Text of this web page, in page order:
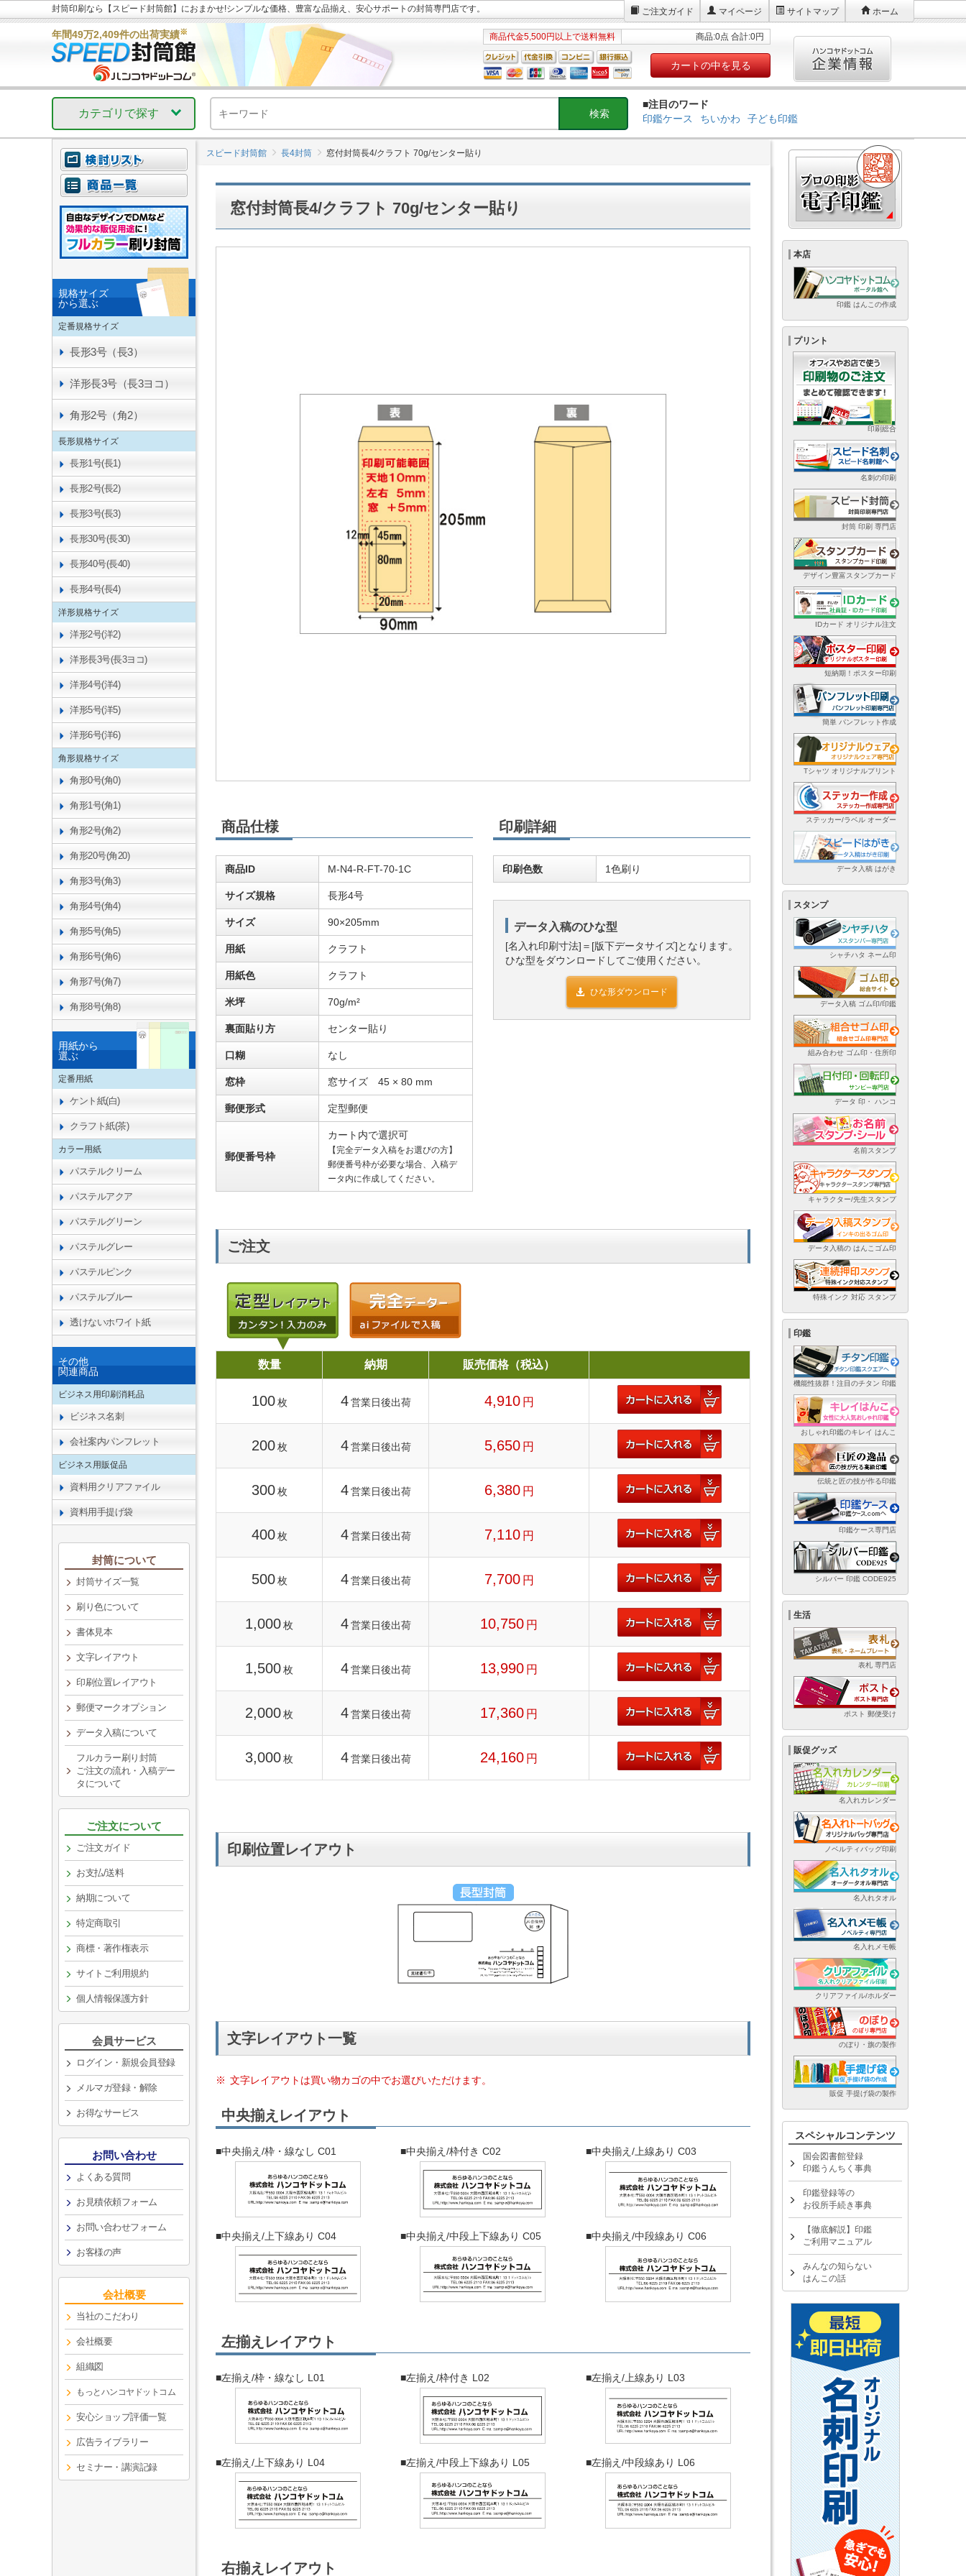
封筒印刷なら【スピード封筒館】におまかせ!シンプルな価格、豊富な品揃え、安心サポートの封筒専門店です。 ご注文ガイド マイページ サイトマップ ホーム
年間49万2,409件の出荷実績※
商品代金5,500円以上で送料無料 商品:0点 合計:0円
カートの中を見る
カテゴリで探す
■注目のワード
印鑑ケース
ちいかわ 子ども印鑑
スピード封筒館 長4封筒 窓付封筒長4/クラフト 70g/センター貼り
窓付封筒長4/クラフト 70g/センター貼り
商品仕様
商品ID M-N4-R-FT-70-1C
サイズ規格 長形4号
サイズ 90×205mm
用紙 クラフト
用紙色 クラフト
米坪 70g/m²
裏面貼り方 センター貼り
口糊 なし
窓枠 窓サイズ 45 × 80 mm
郵便形式 定型郵便
郵便番号枠
カート内で選択可
【完全データ入稿をお選びの方】
郵便番号枠が必要な場合、入稿デ
ータ内に作成してください。
印刷詳細
印刷色数 1色刷り
データ入稿のひな型
[名入れ印刷寸法]＝[版下データサイズ]となります。
ひな型をダウンロードしてご使用ください。
ひな形ダウンロード
ご注文
数量 納期 販売価格（税込）
100 枚 4 営業日後出荷 4,910 円
200 枚 4 営業日後出荷 5,650 円
300 枚 4 営業日後出荷 6,380 円
400 枚 4 営業日後出荷 7,110 円
500 枚 4 営業日後出荷 7,700 円
1,000枚 4 営業日後出荷 10,750 円
1,500枚 4 営業日後出荷 13,990 円
2,000枚 4 営業日後出荷 17,360 円
3,000枚 4 営業日後出荷 24,160 円
印刷位置レイアウト
文字レイアウト一覧
文字レイアウトは買い物カゴの中でお選びいただけます。
中央揃えレイアウト
■中央揃え/枠・線なし C01 ■中央揃え/枠付き C02 ■中央揃え/上線あり C03
■中央揃え/上下線あり C04 ■中央揃え/中段上下線あり C05 ■中央揃え/中段線あり C06
左揃えレイアウト
■左揃え/枠・線なし L01 ■左揃え/枠付き L02 ■左揃え/上線あり L03
■左揃え/上下線あり L04 ■左揃え/中段上下線あり L05 ■左揃え/中段線あり L06
右揃えレイアウト
規格サイズ
から選ぶ
定番規格サイズ
長形3号（長3）
洋形長3号（長3ヨコ）
角形2号（角2）
長形規格サイズ
長形1号(長1)
長形2号(長2)
長形3号(長3)
長形30号(長30)
長形40号(長40)
長形4号(長4)
洋形規格サイズ
洋形2号(洋2)
洋形長3号(長3ヨコ)
洋形4号(洋4)
洋形5号(洋5)
洋形6号(洋6)
角形規格サイズ
角形0号(角0)
角形1号(角1)
角形2号(角2)
角形20号(角20)
角形3号(角3)
角形4号(角4)
角形5号(角5)
角形6号(角6)
角形7号(角7)
角形8号(角8)
用紙から
選ぶ
定番用紙
ケント紙(白)
クラフト紙(茶)
カラー用紙
パステルクリーム
パステルアクア
パステルグリーン
パステルグレー
パステルピンク
パステルブルー
透けないホワイト紙
その他
関連商品
ビジネス用印刷消耗品
ビジネス名刺
会社案内パンフレット
ビジネス用販促品
資料用クリアファイル
資料用手提げ袋
封筒について
封筒サイズ一覧
刷り色について
書体見本
文字レイアウト
印刷位置レイアウト
郵便マークオプション
データ入稿について
フルカラー刷り封筒
ご注文の流れ・入稿デー
タについて
ご注文について
ご注文ガイド
お支払/送料
納期について
特定商取引
商標・著作権表示
サイトご利用規約
個人情報保護方針
会員サービス
ログイン・新規会員登録
メルマガ登録・解除
お得なサービス
お問い合わせ
よくある質問
お見積依頼フォーム
お問い合わせフォーム
お客様の声
会社概要
当社のこだわり
会社概要
組織図
もっとハンコヤドットコム
安心ショップ評価一覧
広告ライブラリー
セミナー・講演記録
本店
印鑑 はんこの作成
プリント
印刷総合
名刺の印刷
封筒 印刷 専門店
デザイン豊富スタンプカード
IDカード オリジナル注文
短納期！ポスター印刷
簡単 パンフレット作成
Tシャツ オリジナルプリント
ステッカー/ラベル オーダー
データ入稿 はがき
スタンプ
シャチハタ ネーム印
データ入稿 ゴム印/印鑑
組み合わせ ゴム印・住所印
データ 印・ ハンコ
名前スタンプ
キャラクター/先生スタンプ
データ入稿の はんこゴム印
特殊インク 対応 スタンプ
印鑑
機能性抜群！注目のチタン 印鑑
おしゃれ印鑑のキレイ はんこ
伝統と匠の技が作る印鑑
印鑑ケース専門店
シルバー 印鑑 CODE925
生活
表札 専門店
ポスト 郵便受け
販促グッズ
名入れカレンダー
ノベルティバッグ印刷
名入れタオル
名入れメモ帳
クリアファイル/ホルダー
のぼり・旗の製作
販促 手提げ袋の製作
スペシャルコンテンツ
国会図書館登録
印鑑うんちく事典
印鑑登録等の
お役所手続き事典
【徹底解説】印鑑
ご利用マニュアル
みんなの知らない
はんこの話